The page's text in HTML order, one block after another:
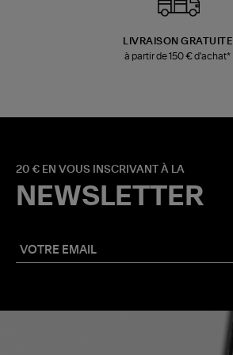
LIVRAISON GRATUITE
à partir de 150 € d'achat*
20 € EN VOUS INSCRIVANT À LA
NEWSLETTER